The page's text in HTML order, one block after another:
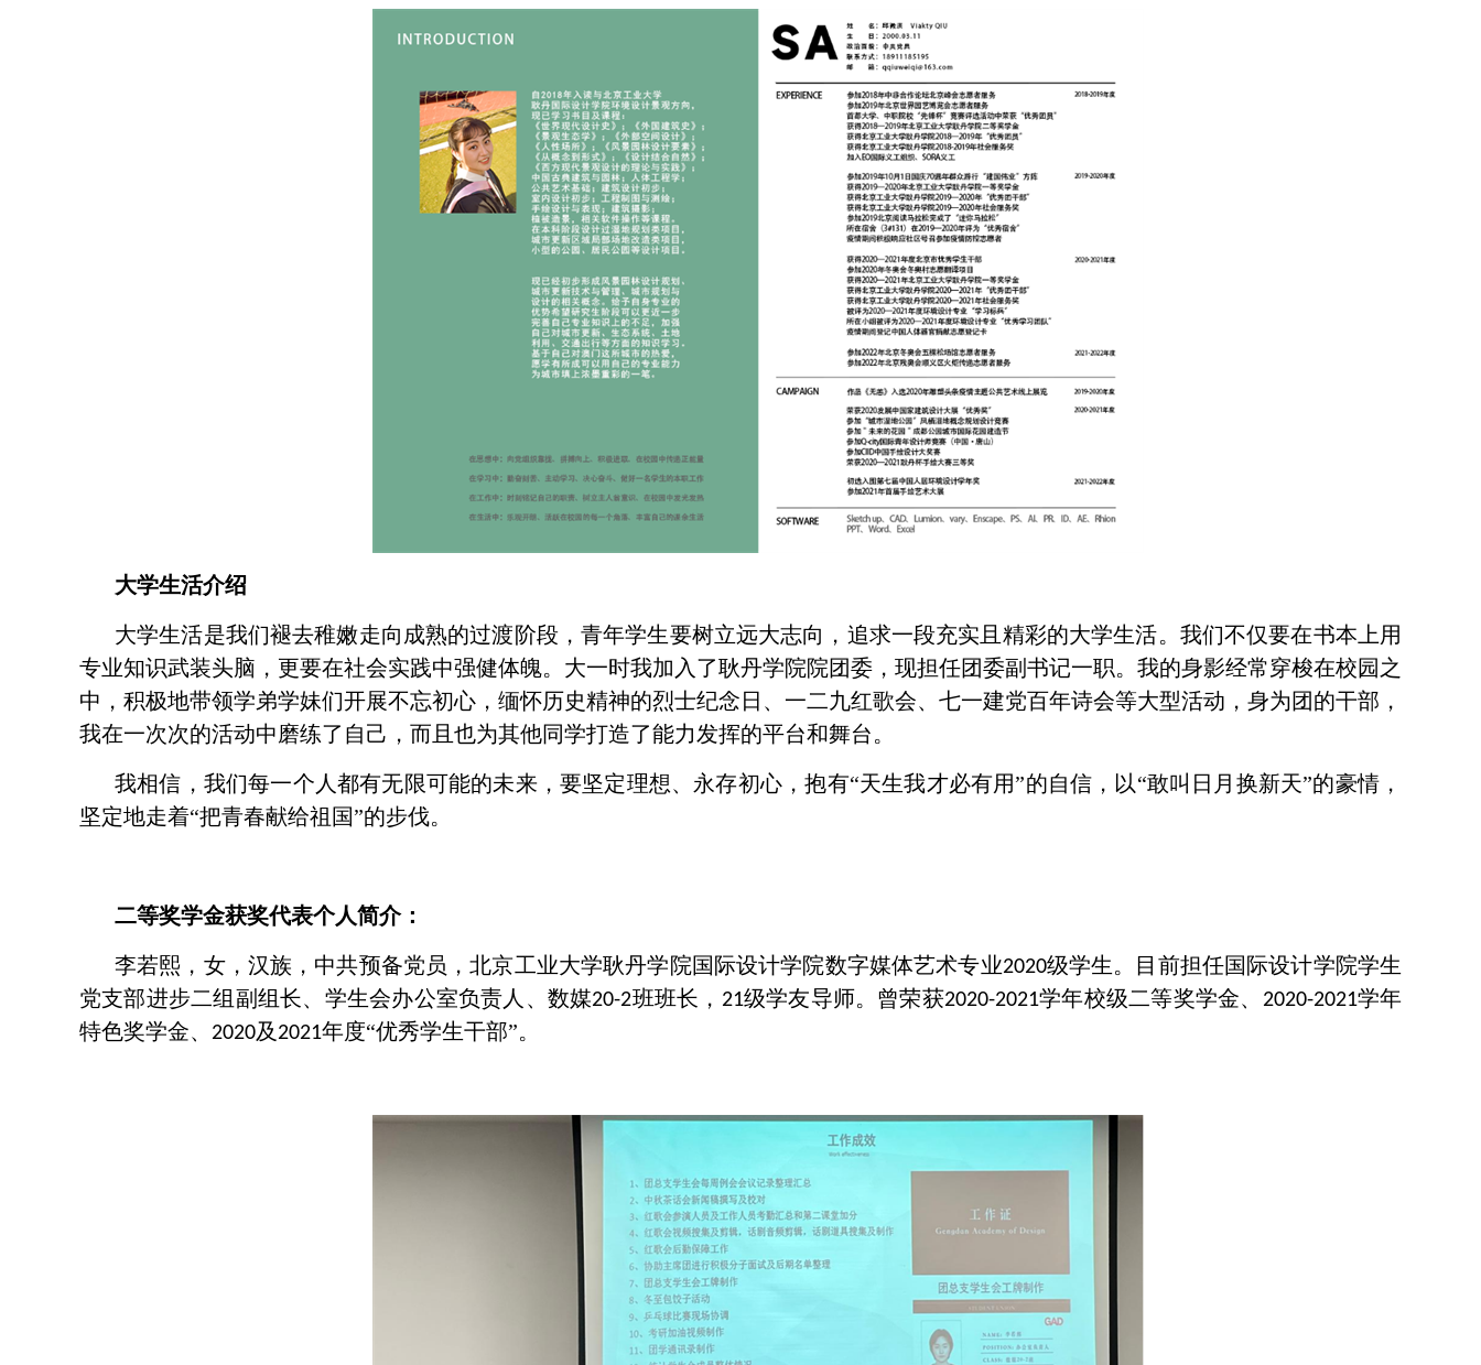
大学生活介绍
大学生活是我们褪去稚嫩走向成熟的过渡阶段，青年学生要树立远大志向，追求一段充实且精彩的大学生活。我们不仅要在书本上用
专业知识武装头脑，更要在社会实践中强健体魄。大一时我加入了耿丹学院院团委，现担任团委副书记一职。我的身影经常穿梭在校园之
中，积极地带领学弟学妹们开展不忘初心，缅怀历史精神的烈士纪念日、一二九红歌会、七一建党百年诗会等大型活动，身为团的干部，
我在一次次的活动中磨练了自己，而且也为其他同学打造了能力发挥的平台和舞台。
我相信，我们每一个人都有无限可能的未来，要坚定理想、永存初心，抱有“天生我才必有用”的自信，以“敢叫日月换新天”的豪情，
坚定地走着“把青春献给祖国”的步伐。
二等奖学金获奖代表个人简介：
李若熙，女，汉族，中共预备党员，北京工业大学耿丹学院国际设计学院数字媒体艺术专业2020级学生。目前担任国际设计学院学生
党支部进步二组副组长、学生会办公室负责人、数媒20-2班班长， 21级学友导师。曾荣获2020-2021学年校级二等奖学金、 2020-2021学年
特色奖学金、 2020及 2021年度“优秀学生干部”。